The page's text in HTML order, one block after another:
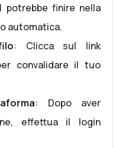
potrebbe finire nella
automatica.
: Clicca sul link
convalidare il tuo
: Dopo aver
effettua il login